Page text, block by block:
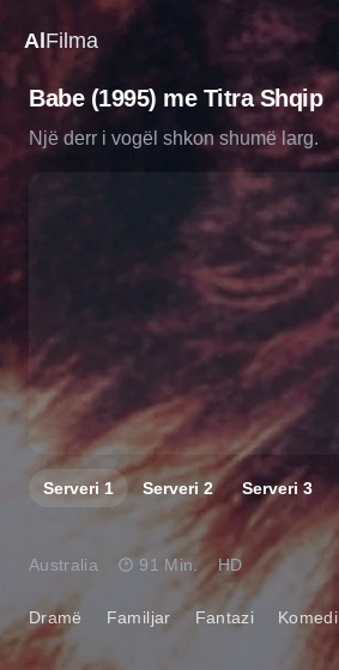
Al Filma
Babe (1995) me Titra Shqip
Një derr i vogël shkon shumë larg.
Serveri 1 Serveri 2 Serveri3
Dramë Familjar Fantazi Komedi
Australia 91 Min. HD